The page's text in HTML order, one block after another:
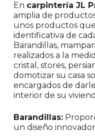
En carpintería JL
amplia de
unos productos
identificativa de
Barandillas,
realizados a la
cristal, stores,
domotizar su casa
encargados de
interior de su
Barandillas:
un diseño